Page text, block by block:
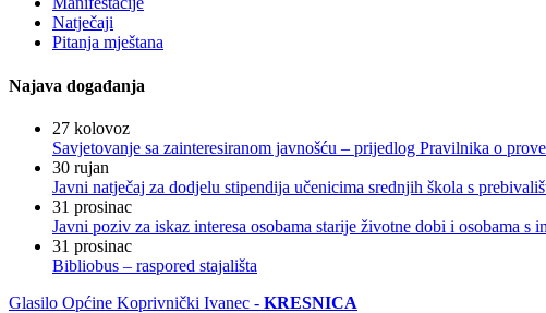
Natječaji
Pitanja mještana
Najava događanja
27 kolovoz
Savjetovanje sa zainteresiranom javnošću – prijedlog Pravilnika o
30 rujan
Javni natječaj za dodjelu stipendija učenicima srednjih škola s
31 prosinac
Javni poziv za iskaz interesa osobama starije životne dobi i osobama
31 prosinac
Bibliobus – raspored stajališta
Glasilo Općine Koprivnički Ivanec - KRESNICA